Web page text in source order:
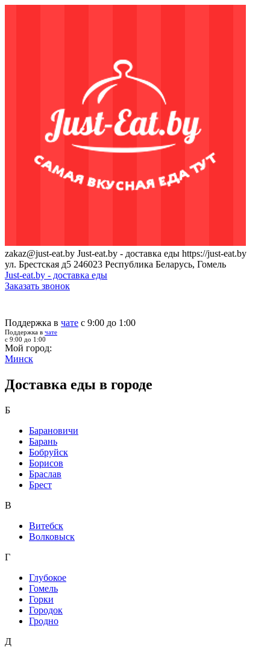
zakaz@just-eat.by Just-eat.by - доставка еды https://just-eat.by
ул. Брестская д5 246023 Республика Беларусь, Гомель
Just-eat.by - доставка еды
Заказать звонок
Поддержка в чате с 9:00 до 1:00
Поддержка в чате
с 9:00 до 1:00
Мой город:
Минск
Доставка еды в городе
Б
Барановичи
Барань
Бобруйск
Борисов
Браслав
Брест
В
Витебск
Волковыск
Г
Глубокое
Гомель
Горки
Городок
Гродно
Д